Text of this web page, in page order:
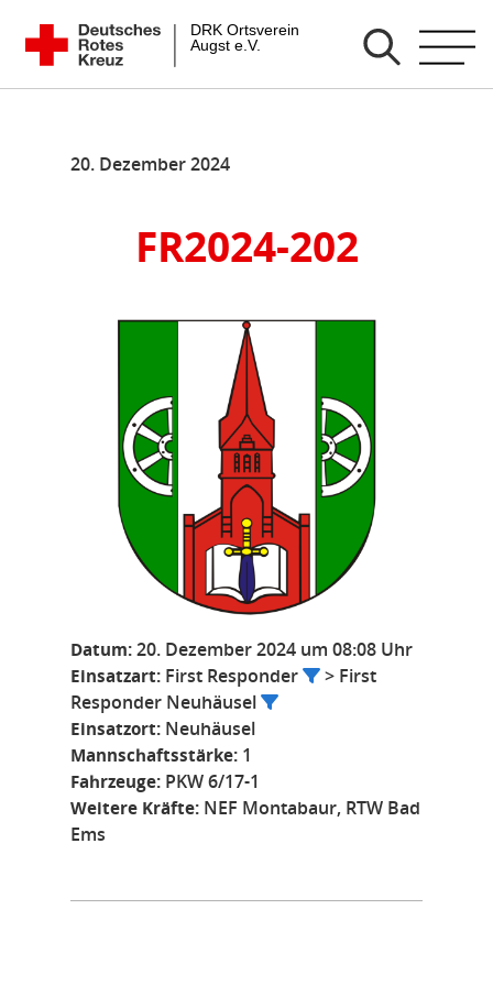
Zum
Inhalt
springen
DRK Ortsverein Augst e.V.
20. Dezember 2024
FR2024-202
Datum:20. Dezember 2024 um 08:08 Uhr
Einsatzart: First Responder
> First
Responder Neuhäusel
Einsatzort: Neuhäusel
Mannschaftsstärke: 1
Fahrzeuge: PKW 6/17-1
Weitere Kräfte: NEF Montabaur, RTW Bad
Ems